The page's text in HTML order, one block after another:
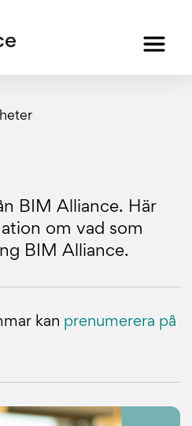
BIM Alliance. Här
om vad som
BIM Alliance.
kan prenumerera på